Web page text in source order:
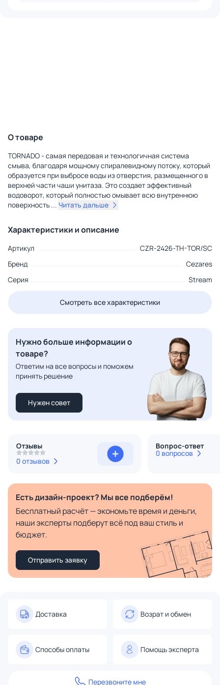
О товаре
TORNADO - самая передовая и технологичная система
смыва, благодаря мощному спиралевидному потоку, который
образуется при выбросе воды из отверстия, размещенного в
верхней части чаши унитаза. Это создает эффективный
водоворот, который полностью омывает всю внутреннюю
поверхность ... Читать дальше
Характеристики и описание
Артикул
CZR-2426-TH-TOR/SC
Бренд
Cezares
Серия
Stream
Смотреть все характеристики
Нужно больше информации о
товаре?
Ответим на все вопросы и поможем
принять решение
Нужен совет
Отзывы
0 отзывов
Вопрос-ответ
0 вопросов
Есть дизайн-проект? Мы все подберём!
Бесплатный расчёт — экономьте время и деньги,
наши эксперты подберут всё под ваш стиль и
бюджет.
Отправить заявку
Доставка Возрат и обмен
Способы оплаты Помощь эксперта
Перезвоните мне